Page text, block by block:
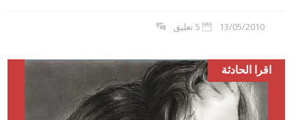
13/05/2010 5 تعليق
اقرا الحادثة